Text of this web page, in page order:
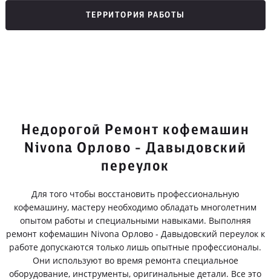
ТЕРРИТОРИЯ РАБОТЫ
Недорогой Ремонт кофемашин
Nivona Орлово - Давыдовский
переулок
Для того чтобы восстановить профессиональную
кофемашину, мастеру необходимо обладать многолетним
опытом работы и специальными навыками. Выполняя
ремонт кофемашин Nivona Орлово - Давыдовский переулок к
работе допускаются только лишь опытные профессионалы.
Они используют во время ремонта специальное
оборудование, инструменты, оригинальные детали. Все это